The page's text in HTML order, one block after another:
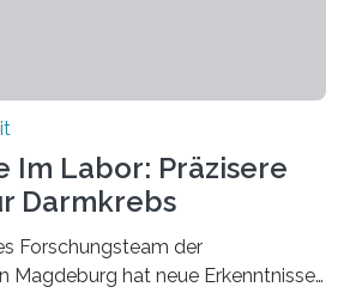
Im Labor: Präzisere
Darmkrebs
Forschungsteam der
Magdeburg hat neue Erkenntnisse